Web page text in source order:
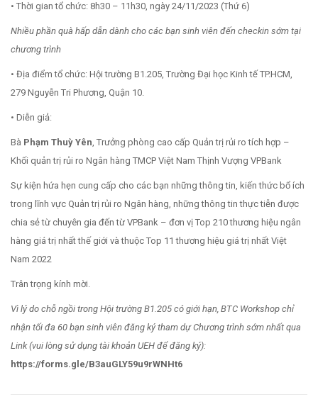
• Thời gian tổ chức: 8h30 – 11h30, ngày 24/11/2023 (Thứ 6)
Nhiều phần quà hấp dẫn dành cho các bạn sinh viên đến checkin sớm tại
chương trình
• Địa điểm tổ chức: Hội trường B1.205, Trường Đại học Kinh tế TP.HCM,
279 Nguyễn Tri Phương, Quận 10.
• Diễn giả:
Bà Phạm Thuỳ Yên , Trưởng phòng cao cấp Quản trị rủi ro tích hợp –
Khối quản trị rủi ro Ngân hàng TMCP Việt Nam Thịnh Vượng VPBank
Sự kiện hứa hẹn cung cấp cho các bạn những thông tin, kiến thức bổ ích
trong lĩnh vực Quản trị rủi ro Ngân hàng, những thông tin thực tiễn được
chia sẻ từ chuyên gia đến từ VPBank – đơn vị Top 210 thương hiệu ngân
hàng giá trị nhất thế giới và thuộc Top 11 thương hiệu giá trị nhất Việt
Nam 2022
Trân trọng kính mời.
Vì lý do chỗ ngồi trong Hội trường B1.205 có giới hạn, BTC Workshop chỉ
nhận tối đa 60 bạn sinh viên đăng ký tham dự Chương trình sớm nhất qua
Link (vui lòng sử dụng tài khoản UEH để đăng ký):
https://forms.gle/B3auGLY59u9rWNHt6